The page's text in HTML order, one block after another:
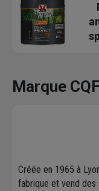
Marque
Créée en 1965 à
fabrique et vend